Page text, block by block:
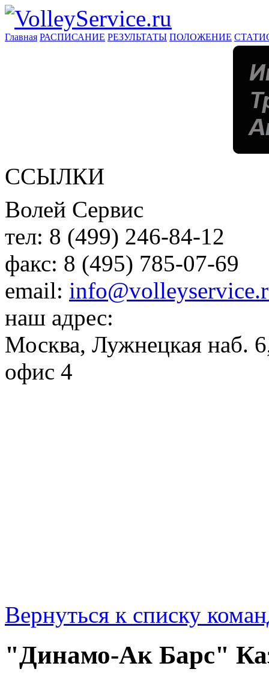
Главная РАСПИСАНИЕ РЕЗУЛЬТАТЫ ПОЛОЖЕНИЕ
ССЫЛКИ
Волей Сервис
тел: 8 (499) 246-84-12
факс: 8 (495) 785-07-69
email:
наш адрес:
Москва, Лужнецкая наб.
офис 4
Вернуться к списку
"Динамо-Ак Барс"